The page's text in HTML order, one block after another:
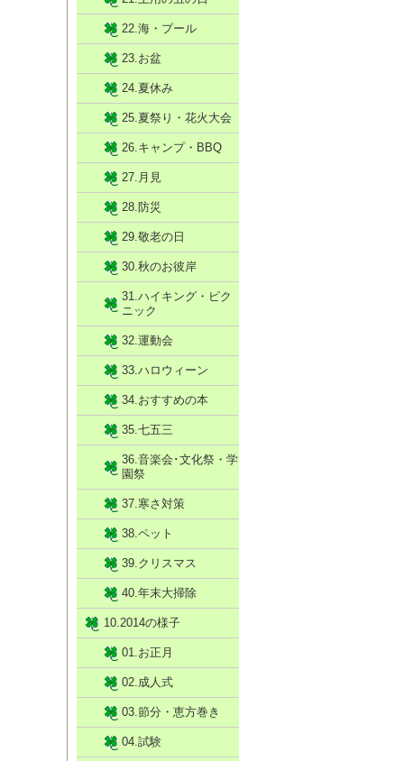
22.海・プール
23.お盆
24.夏休み
25.夏祭り・花火大会
26.キャンプ・BBQ
27.月見
28.防災
29.敬老の日
30.秋のお彼岸
31.ハイキング・ピク
ニック
32.運動会
33.ハロウィーン
34.おすすめの本
35.七五三
36.音楽会･文化祭・学
園祭
37.寒さ対策
38.ペット
39.クリスマス
40.年末大掃除
10.2014の様子
01.お正月
02.成人式
03.節分・恵方巻き
04.試験